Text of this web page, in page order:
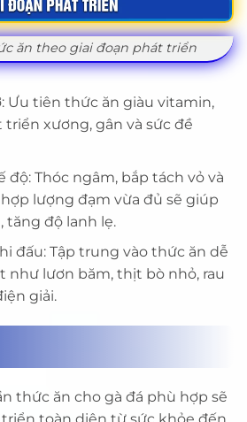
ăn theo giai đoạn phát triển
Ưu tiên thức ăn giàu vitamin,
triển xương, gân và sức đề
độ: Thóc ngâm, bắp tách vỏ và
lượng đạm vừa đủ sẽ giúp
tăng độ lanh lẹ.
đấu: Tập trung vào thức ăn dễ
như lươn băm, thịt bò nhỏ, rau
giải.
thức ăn cho gà đá phù hợp sẽ